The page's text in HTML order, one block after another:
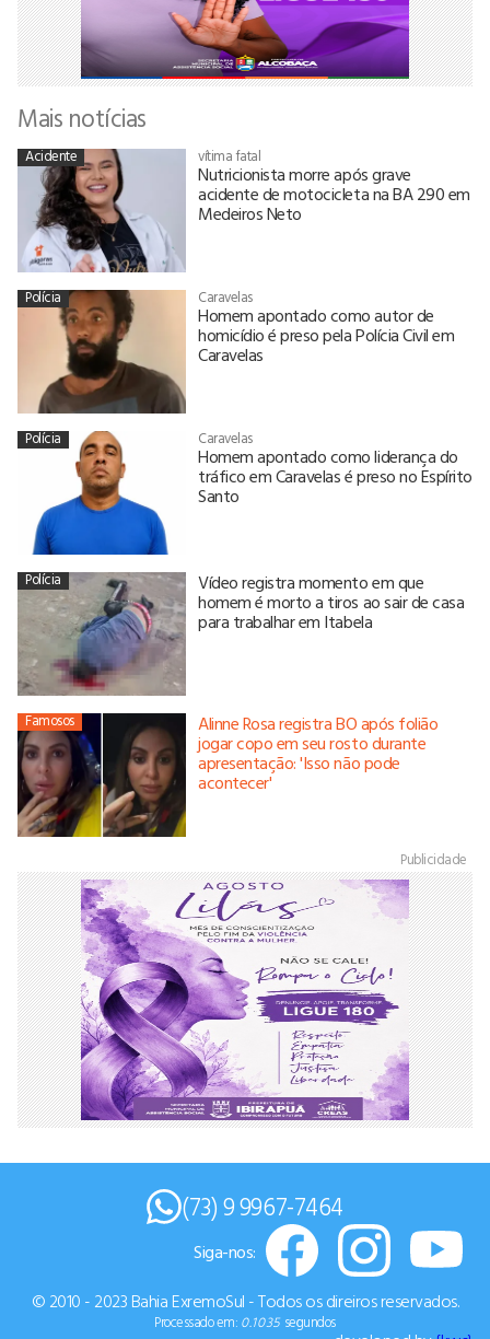
Mais notícias
Acidente vítima fatal
Nutricionista morre após grave
acidente de motocicleta na BA 290 em
Medeiros Neto
Polícia Caravelas
Homem apontado como autor de
homicídio é preso pela Polícia Civil em
Caravelas
Polícia Caravelas
Homem apontado como liderança do
tráfico em Caravelas é preso no Espírito
Santo
Polícia Vídeo registra momento em que
homem é morto a tiros ao sair de casa
para trabalhar em Itabela
Famosos Alinne Rosa registra BO após folião
jogar copo em seu rosto durante
apresentação: 'Isso não pode
acontecer'
Publicidade
(73) 9 9967-7464
© 2010 - 2023 Bahia ExremoSul - Todos os direiros reservados.
Processado em: 0.1035 segundos
Siga-nos: